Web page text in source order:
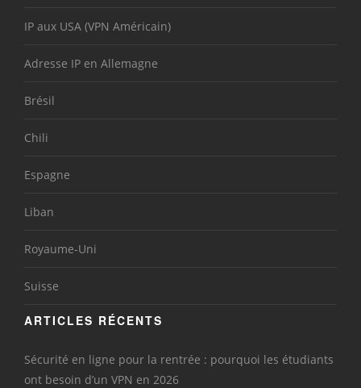
IP aux USA (VPN Américain)
Adresse IP en Allemagne
Brésil
Chili
Espagne
Liban
Royaume-Uni
Suisse
ARTICLES RÉCENTS
Sécurité en ligne pour la rentrée : pourquoi les étudiants
ont besoin d’un VPN en 2026